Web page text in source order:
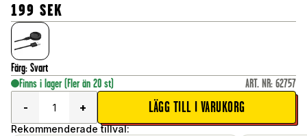
199 SEK
Färg: Svart
Finns i lager (Fler än 20 st) ART. NR: 62757
-
+ LÄGG TILL I VARUKORG
Rekommenderade tillval: